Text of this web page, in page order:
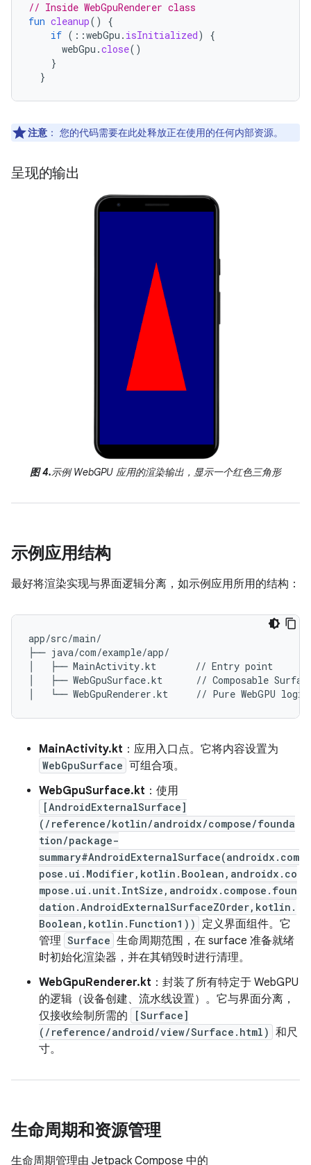
// Inside WebGpuRenderer class
fun cleanup()
{
if ( ::webGpu . isInitialized)
{
webGpu .close()
}
}
注意 ： 您的代码需要在此处释放正在使用的任何内部资源。
呈现的输出
图 4.示例 WebGPU 应用的渲染输出，显示一个红色三角形
示例应用结构
最好将渲染实现与界面逻辑分离，如示例应用所用的结构：
app/src/main/
├── java/com/example/app/
│   ├── MainActivity.kt       // Entry point
│   ├── WebGpuSurface.kt      // Composable
MainActivity.kt ：应用入口点。它将内容设置为
WebGpuSurface 可组合项。
WebGpuSurface.kt ：使用
[AndroidExternalSurface]
(/reference/kotlin/androidx/compose/founda
tion/package-
summary#AndroidExternalSurface(androidx.com
pose.ui.Modifier,kotlin.Boolean,androidx.co
mpose.ui.unit.IntSize,androidx.compose.foun
dation.AndroidExternalSurfaceZOrder,kotlin.
Boolean,kotlin.Function1))
定义界面组件。它
管理 Surface 生命周期范围，在 surface 准备就绪
时初始化渲染器，并在其销毁时进行清理。
WebGpuRenderer.kt ：封装了所有特定于 WebGPU
的逻辑（设备创建、流水线设置）。它与界面分离，
仅接收绘制所需的
[Surface]
(/reference/android/view/Surface.html) 和尺
寸。
生命周期和资源管理
生命周期管理由 Jetpack Compose 中的